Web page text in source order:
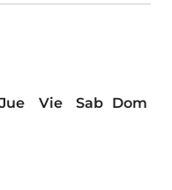
Jue Vie Sab
Dom